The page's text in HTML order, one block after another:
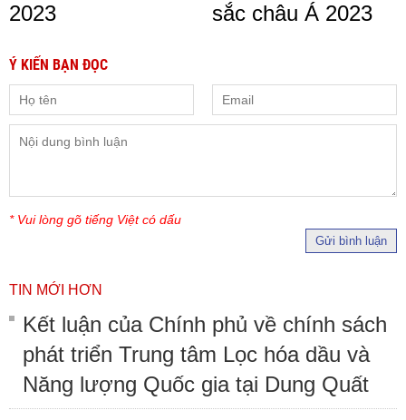
2023
sắc châu Á 2023
Ý KIẾN BẠN ĐỌC
* Vui lòng gõ tiếng Việt có dấu
Gửi bình luận
TIN MỚI HƠN
Kết luận của Chính phủ về chính sách
phát triển Trung tâm Lọc hóa dầu và
Năng lượng Quốc gia tại Dung Quất